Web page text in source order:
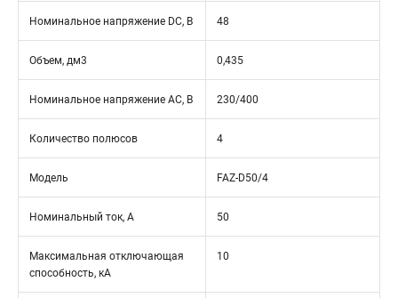
Номинальное напряжение DC, В 48
Объем, дм3 0,435
Номинальное напряжение АС, В 230/400
Количество полюсов 4
Модель FAZ-D50/4
Номинальный ток, А 50
Максимальная отключающая
способность, кА
10